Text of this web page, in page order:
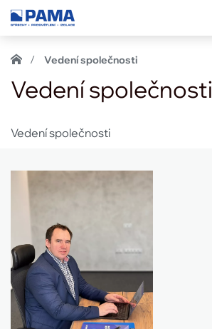
Vedení společnosti
Vedení společnosti
Vedení společnosti